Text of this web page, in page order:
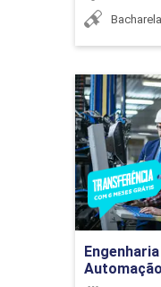
ENCONTRO
Automação
Ir